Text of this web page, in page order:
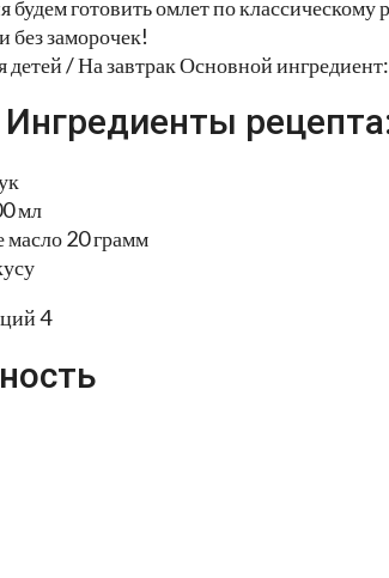
будем готовить омлет по
без заморочек!
детей / На завтрак Основной
мл
20 грамм
4